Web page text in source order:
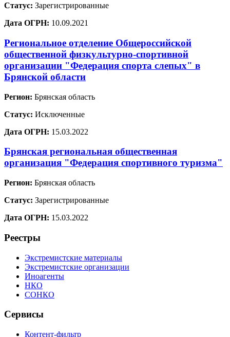
Статус: Зарегистрированные
Дата ОГРН: 10.09.2021
Региональное отделение Общероссийской
общественной физкультурно-спортивной
организации "Федерация спорта слепых" в
Брянской области
Регион: Брянская область
Статус: Исключенные
Дата ОГРН: 15.03.2022
Брянская региональная общественная
организация "Федерация спортивного туризма"
Регион: Брянская область
Статус: Зарегистрированные
Дата ОГРН: 15.03.2022
Реестры
Экстремистские материалы
Экстремистские организации
Иноагенты
НКО
СОНКО
Сервисы
Контент-фильтр